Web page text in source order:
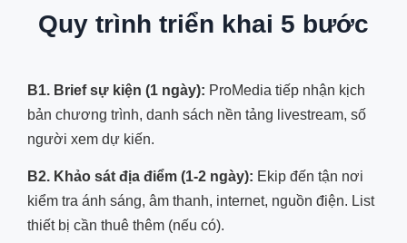
Quy trình triển khai 5 bước
B1. Brief sự kiện (1 ngày): ProMedia tiếp nhận kịch
bản chương trình, danh sách nền tảng livestream, số
người xem dự kiến.
B2. Khảo sát địa điểm (1-2 ngày): Ekip đến tận nơi
kiểm tra ánh sáng, âm thanh, internet, nguồn điện. List
thiết bị cần thuê thêm (nếu có).